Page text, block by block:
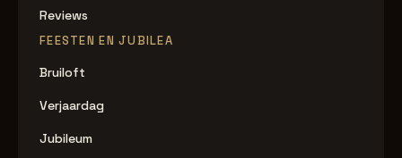
Reviews
FEESTEN EN JUBILEA
Bruiloft
Verjaardag
Jubileum